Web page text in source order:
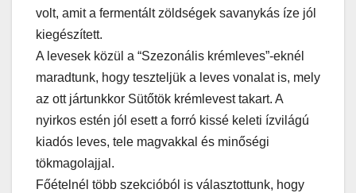
volt, amit a fermentált zöldségek savanykás íze jól
kiegészített.
A levesek közül a “Szezonális krémleves”-eknél
maradtunk, hogy teszteljük a leves vonalat is, mely
az ott jártunkkor Sütőtök krémlevest takart. A
nyirkos estén jól esett a forró kissé keleti ízvilágú
kiadós leves, tele magvakkal és minőségi
tökmagolajjal.
Főételnél több szekcióból is választottunk, hogy